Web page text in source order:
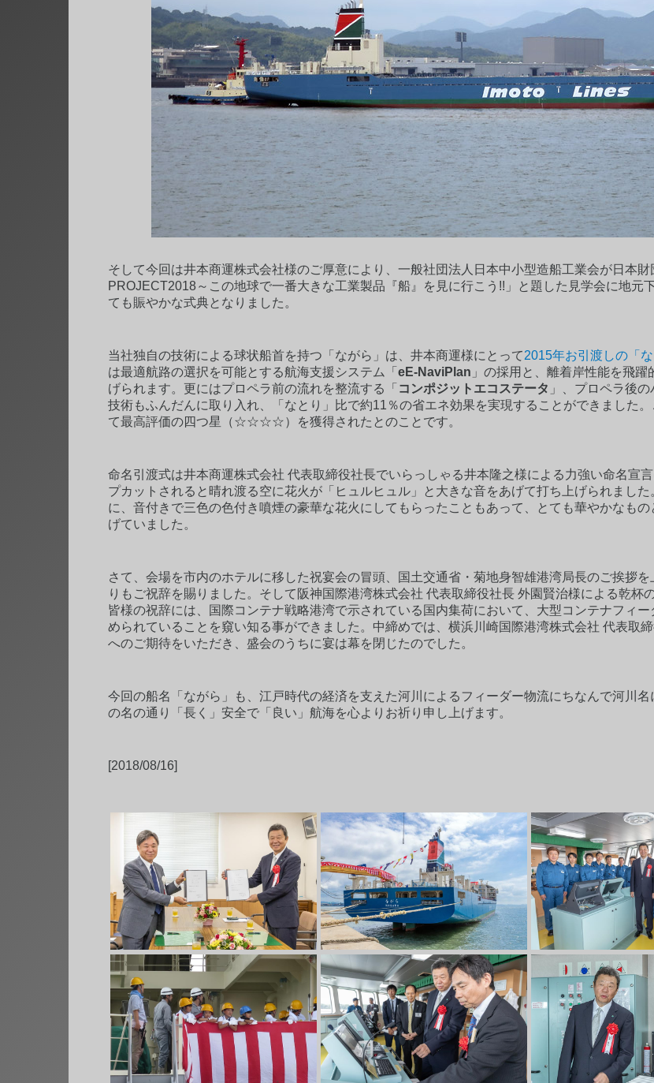
そして今回は井本商運株式会社様のご厚意により、一般社団法人日本中小型造船工業会が日本
PROJECT2018～この地球で一番大きな工業製品『船』を見に行こう!!」と題した見学会に地元
ても賑やかな式典となりました。
当社独自の技術による球状船首を持つ「ながら」は、井本商運様にとって2015年お引渡しの「な
は最適航路の選択を可能とする航海支援システム「eE-NaviPlan 」の採用と、離着岸性能を飛躍
げられます。更にはプロペラ前の流れを整流する「 コンポジットエコステータ 」、プロペラ後
技術もふんだんに取り入れ、「なとり」比で約11％の省エネ効果を実現することができました
て最高評価の四つ星（☆☆☆☆）を獲得されたとのことです。
命名引渡式は井本商運株式会社 代表取締役社長でいらっしゃる井本隆之様による力強い命名宣
プカットされると晴れ渡る空に花火が「ヒュルヒュル」と大きな音をあげて打ち上げられまし
に、音付きで三色の色付き噴煙の豪華な花火にしてもらったこともあって、とても華やかなも
げていました。
さて、会場を市内のホテルに移した祝宴会の冒頭、国土交通省・菊地身智雄港湾局長のご挨拶
りもご祝辞を賜りました。そして阪神国際港湾株式会社 代表取締役社長 外園賢治様による乾杯
皆様の祝辞には、国際コンテナ戦略港湾で示されている国内集荷において、大型コンテナフィ
められていることを窺い知る事ができました。中締めでは、横浜川崎国際港湾株式会社 代表取
へのご期待をいただき、盛会のうちに宴は幕を閉じたのでした。
今回の船名「ながら」も、江戸時代の経済を支えた河川によるフィーダー物流にちなんで河川
の名の通り「長く」安全で「良い」航海を心よりお祈り申し上げます。
[2018/08/16]